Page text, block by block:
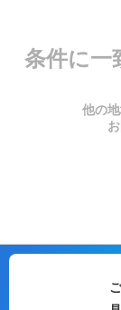
条件に一
他の